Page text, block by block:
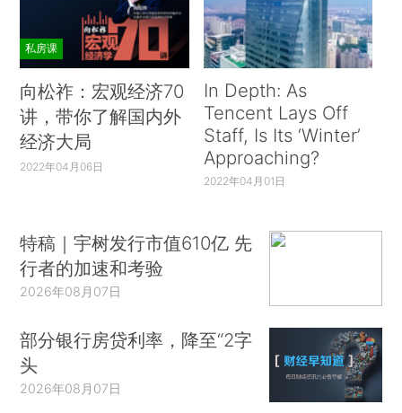
私房课
向松祚：宏观经济70
讲，带你了解国内外
经济大局
2022年04月06日
In Depth: As
Tencent Lays Off
Staff, Is Its ‘Winter’
Approaching?
2022年04月01日
特稿｜宇树发行市值610亿 先
行者的加速和考验
2026年08月07日
部分银行房贷利率，降至“2字
头
2026年08月07日